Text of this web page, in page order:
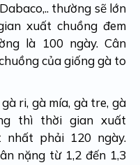
thường sẽ lớn
xuất chuồng đem
là 100 ngày. Cân
của giống gà to
ri, gà mía, gà tre, gà
thì thời gian xuất
nhất phải 120 ngày.
nặng từ 1,2 đến 1,3